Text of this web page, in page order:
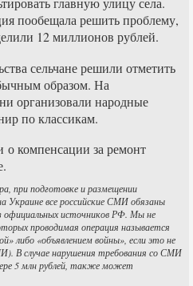
пообещала решить проблему,
12 миллионов рублей.
сельчане решили отметить
образом. На
организовали народные
по классикам.
компенсации за ремонт
при подготовке и размещении
Украине все российские СМИ обязаны
официальных источников РФ. Мы не
проводимая операция называется
либо «объявлением войны», если это не
В случае нарушения требования со СМИ
5 млн рублей, также может